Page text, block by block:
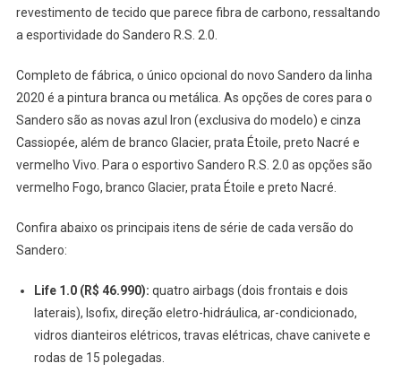
revestimento de tecido que parece fibra de carbono, ressaltando
a esportividade do Sandero R.S. 2.0.
Completo de fábrica, o único opcional do novo Sandero da linha
2020 é a pintura branca ou metálica. As opções de cores para o
Sandero são as novas azul Iron (exclusiva do modelo) e cinza
Cassiopée, além de branco Glacier, prata Étoile, preto Nacré e
vermelho Vivo. Para o esportivo Sandero R.S. 2.0 as opções são
vermelho Fogo, branco Glacier, prata Étoile e preto Nacré.
Confira abaixo os principais itens de série de cada versão do
Sandero:
Life 1.0 (R$ 46.990): quatro airbags (dois frontais e dois
laterais), Isofix, direção eletro-hidráulica, ar-condicionado,
vidros dianteiros elétricos, travas elétricas, chave canivete e
rodas de 15 polegadas.